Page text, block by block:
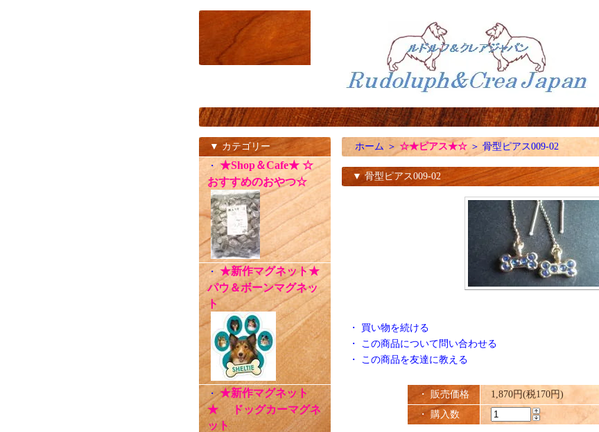
|
▼ カテゴリー
・ ★Shop＆Cafe★ ☆
おすすめのおやつ☆
・ ★新作マグネット★
パウ＆ボーンマグネッ
ト
・★新作マグネット
★ ドッグカーマグネ
ット
ホーム ＞☆★ピアス★☆ ＞ 骨型ピアス009-02
▼ 骨型ピアス009-02
・ 買い物を続ける
・ この商品について問い合わせる
・ この商品を友達に教える
・ 販売価格
1,870円(税170円)
・ 購入数